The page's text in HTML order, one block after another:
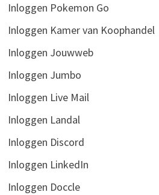
Inloggen Pokemon Go
Inloggen Kamer van Koophandel
Inloggen Jouwweb
Inloggen Jumbo
Inloggen Live Mail
Inloggen Landal
Inloggen Discord
Inloggen LinkedIn
Inloggen Doccle